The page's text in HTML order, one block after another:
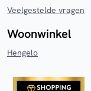
Veelgestelde vragen
Woonwinkel
Hengelo